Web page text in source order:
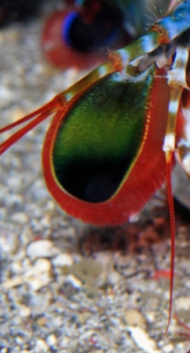
MARIE TEREZIE
NAPOLEON
BONAPARTE
BRITSKÁ
KRÁLOVSKÁ
RODINA